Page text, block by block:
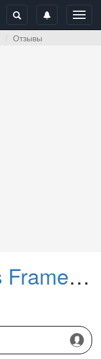
Отзывы
Google Services Framework для Android